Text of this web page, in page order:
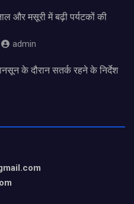
और मसूरी में बढ़ी पर्यटकों की
admin
के दौरान सतर्क रहने के निर्देश